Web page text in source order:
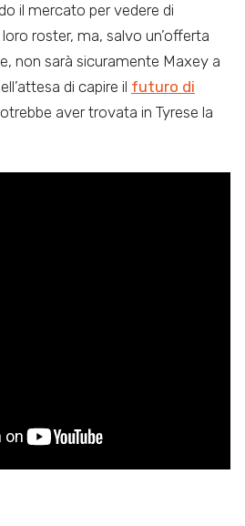
il mercato per vedere di
roster, ma, salvo un’offerta
non sarà sicuramente Maxey a
di capire il futuro di
aver trovata in Tyrese la